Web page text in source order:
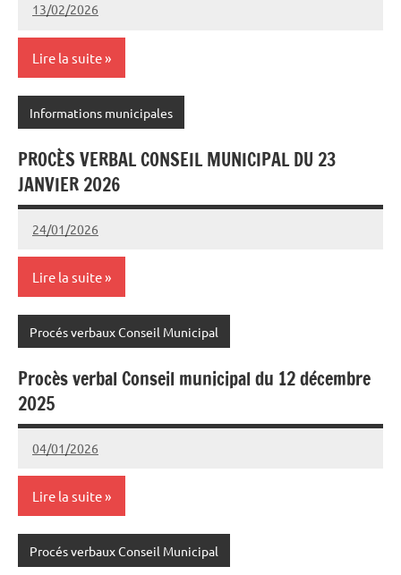
13/02/2026
Joel
Cazedebat
Aucun
commentaire
Lire la suite
Informations municipales
PROCÈS VERBAL CONSEIL MUNICIPAL DU 23
JANVIER 2026
24/01/2026
Joel
Cazedebat
Aucun
commentaire
Lire la suite
Procés verbaux Conseil Municipal
Procès verbal Conseil municipal du 12 décembre
2025
04/01/2026
Joel
Cazedebat
Aucun
commentaire
Lire la suite
Procés verbaux Conseil Municipal